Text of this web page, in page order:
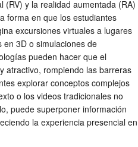
(RV) y la realidad aumentada (RA)
forma en que los estudiantes
excursiones virtuales a lugares
en 3D o simulaciones de
pueden hacer que el
atractivo, rompiendo las barreras
explorar conceptos complejos
o los videos tradicionales no
puede superponer información
la experiencia presencial en